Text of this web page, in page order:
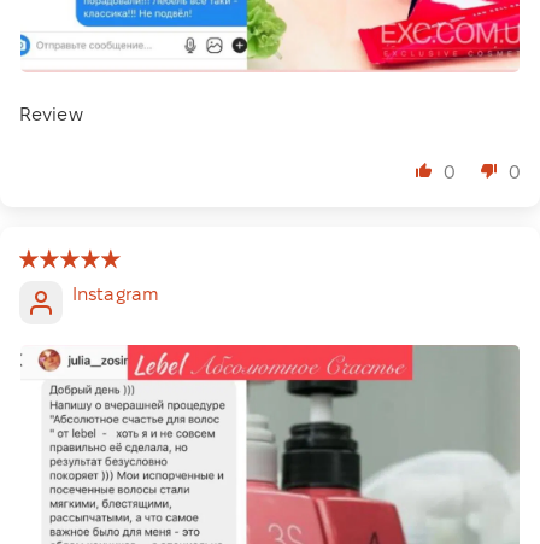
Review
0 0
Instagram